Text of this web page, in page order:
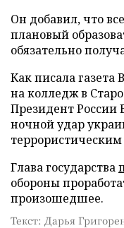
Он добавил, что
плановый
обязательно
Как писала газета
на колледж в
Президент
ночной удар
Глава государства
обороны
произошедшее.
Текст: Дарья